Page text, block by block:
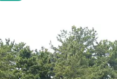
が必要な高齢者の利用に特化した
館バリアフリー、車いす対応の
きジャグジーを備えています...